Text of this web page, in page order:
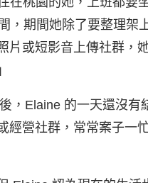
，期間她除了要整理架
片或短影音上傳社群，
，Elaine 的一天還沒
經營社群，常常案子一